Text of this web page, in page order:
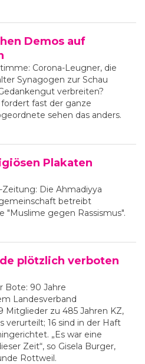
Demos auf
Corona-Leugner, die
Synagogen zur Schau
verbreiten?
fast der ganze
sehen das anders.
Plakaten
Zeitung: Die Ahmadiyya
betreibt
"Muslime gegen Rassismus".
plötzlich verboten
Bote: 90 Jahre
Landesverband
zu 485 Jahren KZ,
verurteilt; 16 sind in der Haft
„Es war eine
Zeit“, so Gisela Burger,
Rottweil.